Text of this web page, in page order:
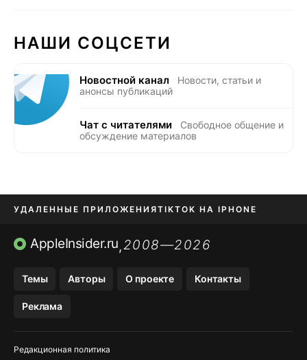
НАШИ СОЦСЕТИ
Новостной канал
Новости, статьи и
анонсы публикаций
Чат с читателями
Свободное общение и
обсуждение материалов
УДАЛЕННЫЕ ПРИЛОЖЕНИЯTIKTOK НА IPHONE
ПРИЛОЖЕНИЯ БЕЗ APP STORE
AppleInsider.ru,2008—2026
Темы Авторы О проекте Контакты
Реклама
Редакционная политика